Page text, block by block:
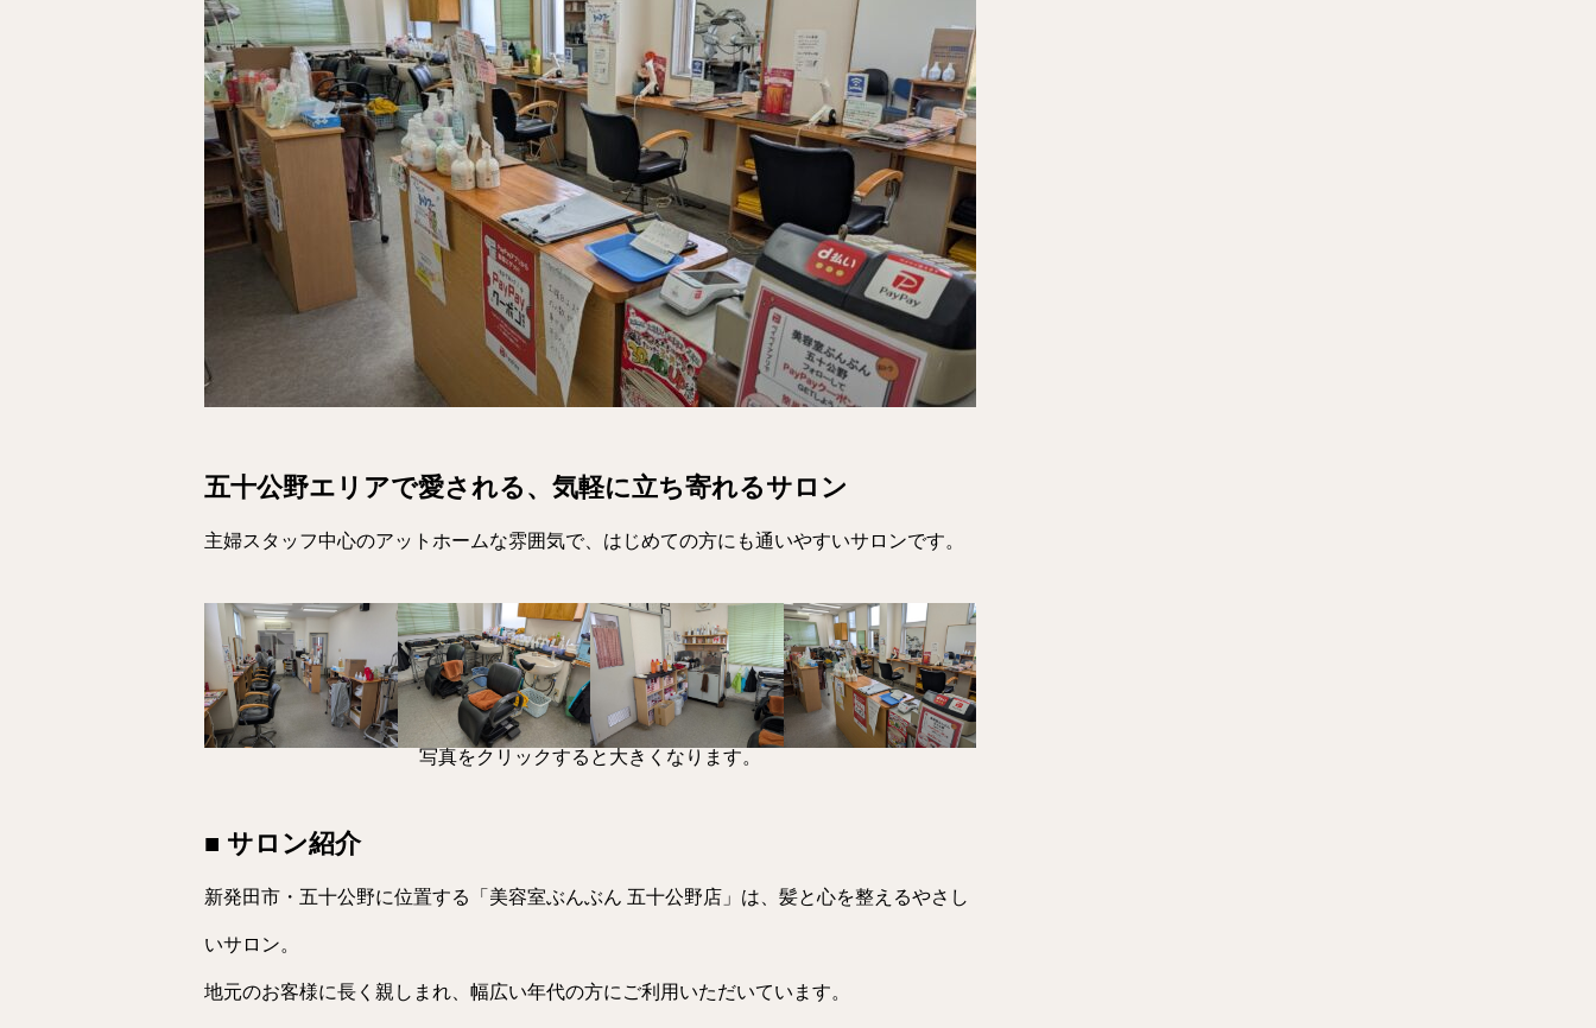
五十公野エリアで愛される、気軽に立ち寄れるサロン
主婦スタッフ中心のアットホームな雰囲気で、はじめての方にも通いやすいサロンです。
写真をクリックすると大きくなります。
■ サロン紹介
新発田市・五十公野に位置する「美容室ぶんぶん 五十公野店」は、髪と心を整えるやさし
いサロン。
地元のお客様に長く親しまれ、幅広い年代の方にご利用いただいています。